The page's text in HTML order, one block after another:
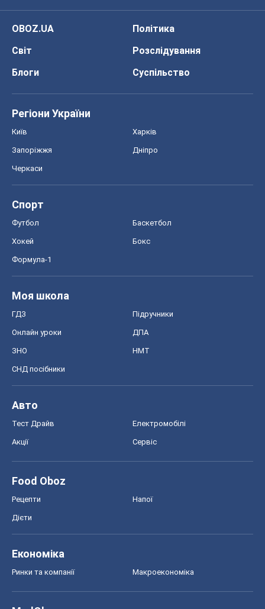
OBOZ.UA
Політика
Світ
Розслідування
Блоги
Суспільство
Регіони України
Київ Харків
Запоріжжя Дніпро
Черкаси
Спорт
Футбол Баскетбол
Хокей Бокс
Формула-1
Моя школа
ГДЗ Підручники
Онлайн уроки ДПА
ЗНО НМТ
СНД посібники
Авто
Тест Драйв Електромобілі
Акції Сервіс
Food Oboz
Рецепти Напої
Дієти
Економіка
Ринки та компанії Макроекономіка